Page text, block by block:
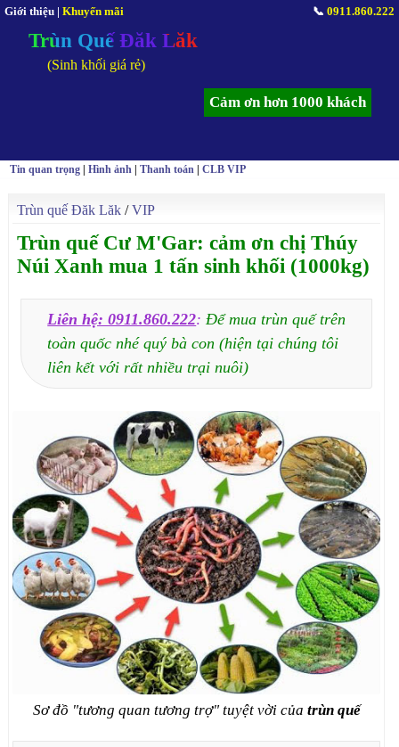
Giới thiệu | Khuyến mãi 📞 0911.860.222
Trùn Quế Đăk Lăk
(Sinh khối giá rẻ)
Cảm ơn hơn 1000 khách
Tin quan trọng |Hình ảnh |Thanh toán |CLB VIP
Trùn quế Đăk Lăk /VIP
Trùn quế Cư M'Gar: cảm ơn chị Thúy
Núi Xanh mua 1 tấn sinh khối (1000kg)
Liên hệ: 0911.860.222:Để mua trùn quế trên
toàn quốc nhé quý bà con (hiện tại chúng tôi
liên kết với rất nhiều trại nuôi)
Sơ đồ "tương quan tương trợ" tuyệt vời của trùn quế